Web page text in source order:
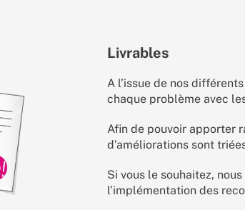
Livrables
A l’issue de nos
chaque problème avec
Afin de pouvoir apporter
d’améliorations sont
Si vous le souhaitez,
l’implémentation des